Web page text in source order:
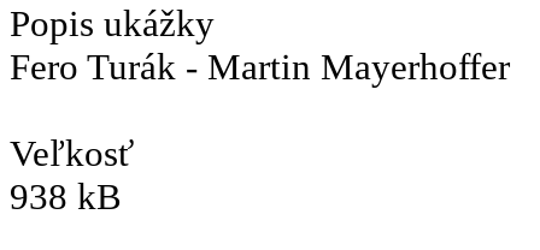
Popis ukážky
Fero Turák - Martin Mayerhoffer
Veľkosť
938 kB